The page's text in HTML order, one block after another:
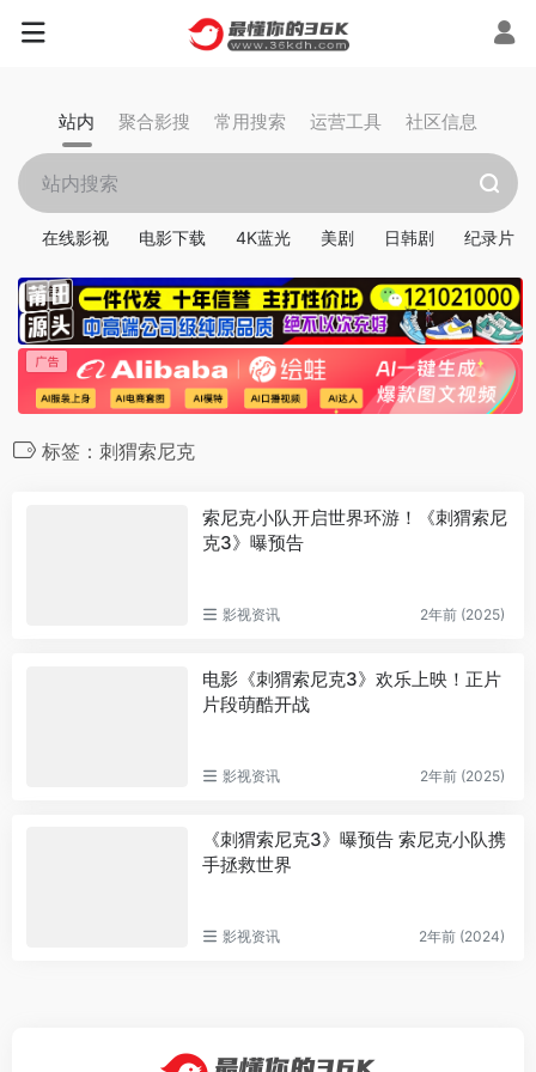
站内 聚合影搜 常用搜索 运营工具 社区信息
在线影视 电影下载 4K蓝光 美剧 日韩剧 纪录片
标签：刺猬索尼克
索尼克小队开启世界环游！《刺猬索尼
克3》曝预告
影视资讯 2年前 (2025)
电影《刺猬索尼克3》欢乐上映！正片
片段萌酷开战
影视资讯 2年前 (2025)
《刺猬索尼克3》曝预告 索尼克小队携
手拯救世界
影视资讯 2年前 (2024)